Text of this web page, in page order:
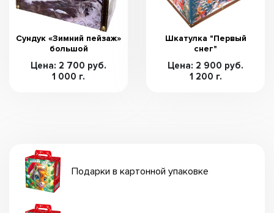
Подарки в картонной упаковке
Сундук «Зимний пейзаж»
большой
Цена: 2 700 руб.
1 000 г.
Шкатулка "Первый
снег"
Цена: 2 900 руб.
1 200 г.